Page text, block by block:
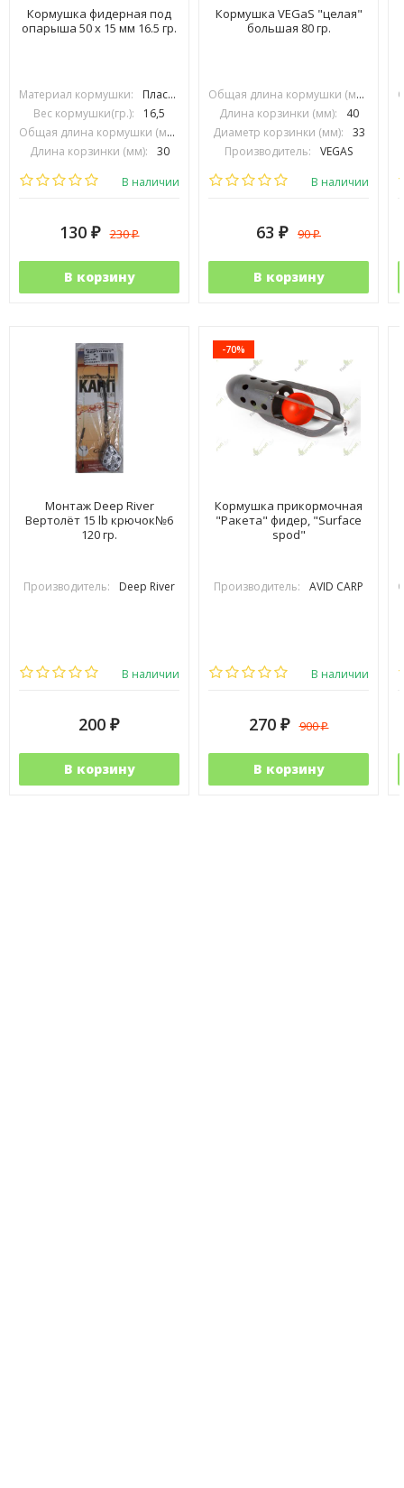
Кормушка фидерная под
опарыша 50 х 15 мм 16.5 гр.
Материал кормушки:
Пластик
Вес кормушки(гр.):
16,5
Общая длина кормушки (мм):
Длина корзинки (мм):
30
Диаметр корзинки (мм):
В наличии
130 ₽ 230₽
В корзину
Кормушка VEGaS "целая"
большая 80 гр.
Общая длина кормушки (мм):
Длина корзинки (мм):
40
Диаметр корзинки (мм):
33
Производитель:
VEGAS
В наличии
63 ₽ 90₽
В корзину
Монтаж Deep River
Вертолёт 15 lb крючок№6
120 гр.
Производитель: Deep River
В наличии
200 ₽
В корзину
-70%
Кормушка прикормочная
"Ракета" фидер, "Surface
spod"
Производитель: AVID CARP
В наличии
270 ₽ 900₽
В корзину